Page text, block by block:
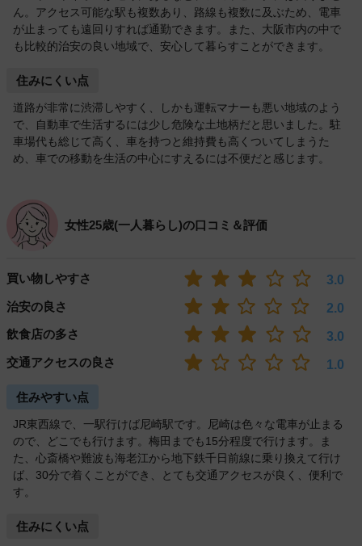
ん。アクセス可能な駅も複数あり、路線も複数に及ぶため、電車
が止まっても遠回りすれば通勤できます。また、大阪市内の中で
も比較的治安の良い地域で、安心して暮らすことができます。
住みにくい点
道路が非常に渋滞しやすく、しかも運転マナーも悪い地域のよう
で、自動車で生活するには少し危険な土地柄だと思いました。駐
車場代も総じて高く、車を持つと維持費も高くついてしまうた
め、車での移動を生活の中心にすえるには不便だと感じます。
女性25歳(一人暮らし)の口コミ＆評価
買い物しやすさ
3.0
治安の良さ
2.0
飲食店の多さ
3.0
交通アクセスの良さ
1.0
住みやすい点
JR東西線で、一駅行けば尼崎駅です。尼崎は色々な電車が止まる
ので、どこでも行けます。梅田までも15分程度で行けます。ま
た、心斎橋や難波も海老江から地下鉄千日前線に乗り換えて行け
ば、30分で着くことができ、とても交通アクセスが良く、便利で
す。
住みにくい点